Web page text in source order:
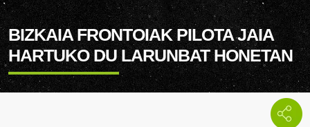
BIZKAIA FRONTOIAK PILOTA JAIA
HARTUKO DU LARUNBAT HONETAN